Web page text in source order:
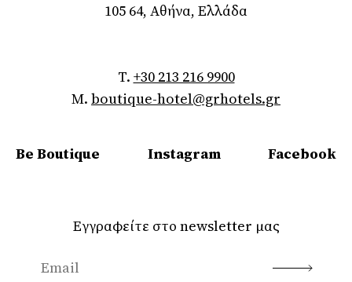
105 64, Αθήνα, Ελλάδα
T. +30 213 216 9900
M. boutique-hotel@grhotels.gr
Be Boutique Instagram Facebook
Εγγραφείτε στο newsletter μας